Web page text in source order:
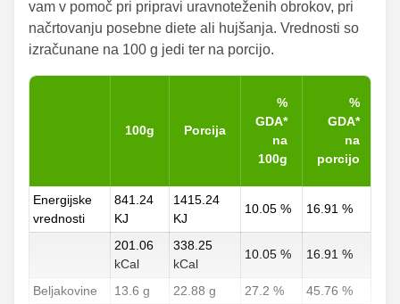
vam v pomoč pri pripravi uravnoteženih obrokov, pri
načrtovanju posebne diete ali hujšanja. Vrednosti so
izračunane na 100 g jedi ter na porcijo.
100g Porcija
%
GDA*
na
100g
%
GDA*
na
porcijo
Energijske
vrednosti
841.24
KJ
1415.24
KJ
10.05 % 16.91 %
201.06
kCal
338.25
kCal
10.05 % 16.91 %
Beljakovine 13.6 g 22.88 g 27.2 %
45.76 %